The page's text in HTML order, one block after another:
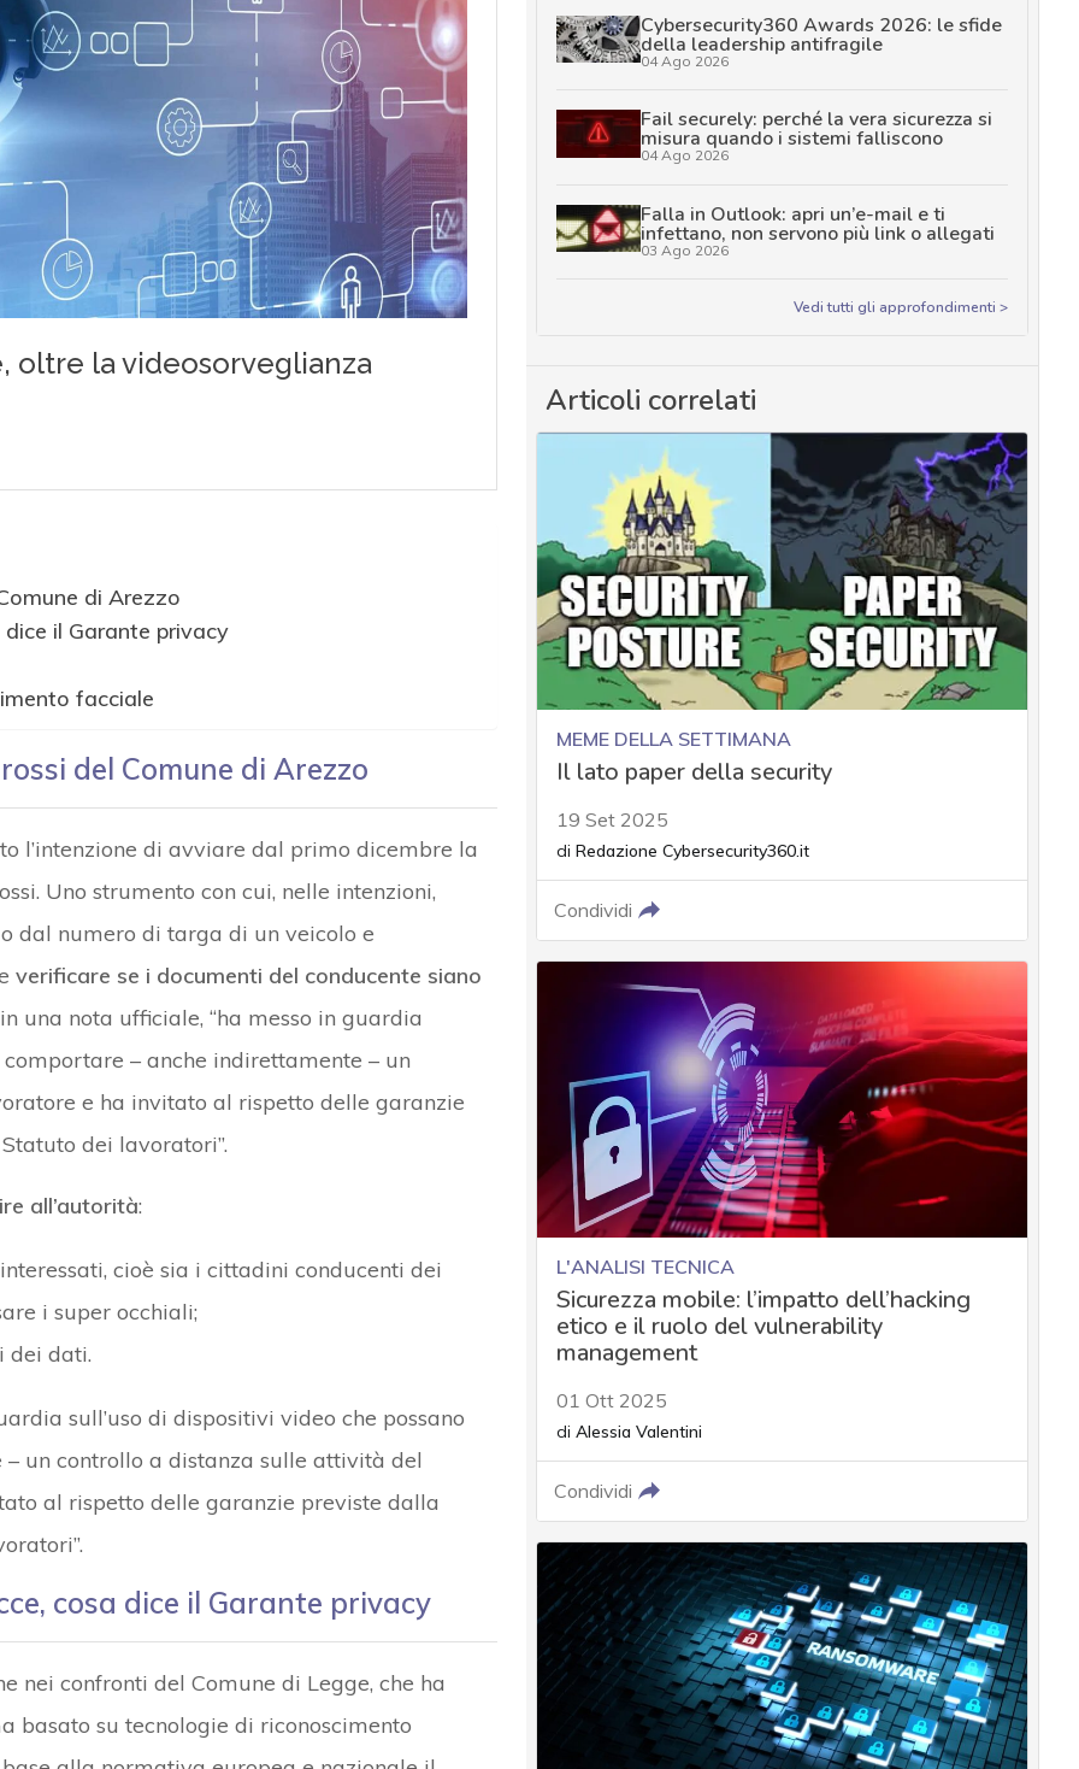
di Arezzo
il Garante privacy
facciale
del Comune di Arezzo
l’intenzione di avviare dal primo dicembre la
Uno strumento con cui, nelle intenzioni,
dal numero di targa di un veicolo e
verificare se i documenti del conducente siano
una nota ufficiale, “ha messo in guardia
– anche indirettamente – un
e ha invitato al rispetto delle garanzie
dei lavoratori”.
all’autorità:
cioè sia i cittadini conducenti dei
i super occhiali;
dei dati.
sull’uso di dispositivi video che possano
un controllo a distanza sulle attività del
al rispetto delle garanzie previste dalla
cosa dice il Garante privacy
nei confronti del Comune di Legge, che ha
basato su tecnologie di riconoscimento
Cybersecurity360 Awards 2026: le sfide
della leadership antifragile
04 Ago 2026
Fail securely: perché la vera sicurezza si
misura quando i sistemi falliscono
04 Ago 2026
Falla in Outlook: apri un’e-mail e ti
infettano, non servono più link o allegati
03 Ago 2026
Vedi tutti gli approfondimenti >
Articoli correlati
MEME DELLA SETTIMANA
Il lato paper della security
19 Set 2025
di Redazione Cybersecurity360.it
Condividi
L'ANALISI TECNICA
Sicurezza mobile: l’impatto dell’hacking
etico e il ruolo del vulnerability
management
01 Ott 2025
di Alessia Valentini
Condividi